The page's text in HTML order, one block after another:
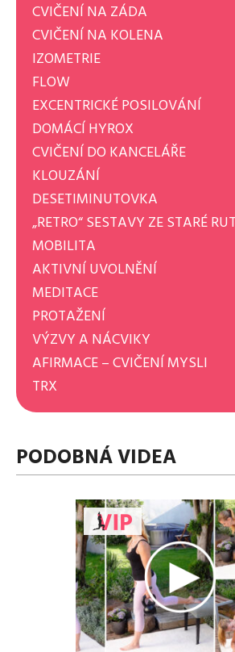
CVIČENÍ NA ZÁDA
CVIČENÍ NA KOLENA
IZOMETRIE
FLOW
EXCENTRICKÉ POSILOVÁNÍ
DOMÁCÍ HYROX
CVIČENÍ DO KANCELÁŘE
KLOUZÁNÍ
DESETIMINUTOVKA
„RETRO“ SESTAVY ZE STARÉ
MOBILITA
AKTIVNÍ UVOLNĚNÍ
MEDITACE
PROTAŽENÍ
VÝZVY A NÁCVIKY
AFIRMACE – CVIČENÍ MYSLI
TRX
PODOBNÁ VIDEA